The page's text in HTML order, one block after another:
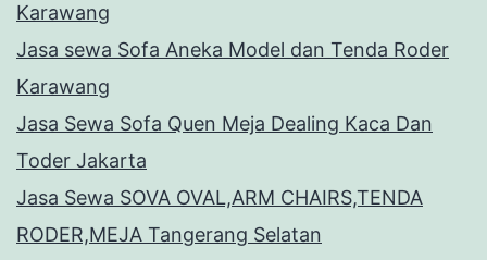
Karawang
Jasa sewa Sofa Aneka Model dan Tenda Roder
Karawang
Jasa Sewa Sofa Quen Meja Dealing Kaca Dan
Toder Jakarta
Jasa Sewa SOVA OVAL,ARM CHAIRS,TENDA
RODER,MEJA Tangerang Selatan